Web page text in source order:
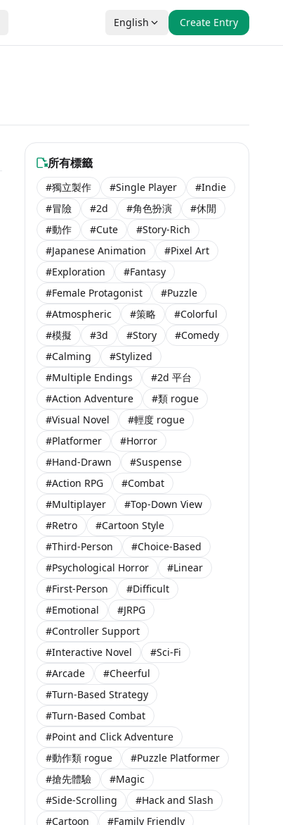
English Create Entry
所有標籤
#獨立製作 #Single Player
#Indie
#冒險
#2d #角色扮演
#休閒
#動作
#Cute
#Story-Rich
#Japanese Animation
#Pixel Art
#Exploration
#Fantasy
#Female Protagonist
#Puzzle
#Atmospheric
#策略
#Colorful
#模擬
#3d #Story
#Comedy
#Calming
#Stylized
#Multiple Endings
#2d 平台
#Action Adventure
#類 rogue
#Visual Novel
#輕度 rogue
#Platformer
#Horror
#Hand-Drawn
#Suspense
#Action RPG
#Combat
#Multiplayer
#Top-Down View
#Retro
#Cartoon Style
#Third-Person
#Choice-Based
#Psychological Horror
#Linear
#First-Person
#Difficult
#Emotional
#JRPG
#Controller Support
#Interactive Novel
#Sci-Fi
#Arcade
#Cheerful
#Turn-Based Strategy
#Turn-Based Combat
#Point and Click Adventure
#動作類 rogue
#Puzzle Platformer
#搶先體驗
#Magic
#Side-Scrolling
#Hack and Slash
#Cartoon
#Family Friendly